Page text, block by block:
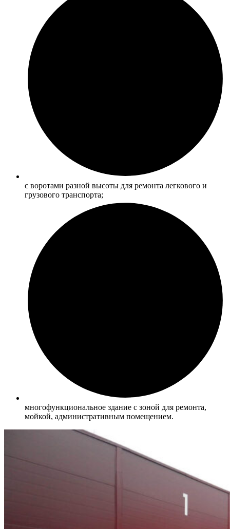
с воротами разной высоты для ремонта легкового и
грузового транспорта;
многофункциональное здание с зоной для ремонта,
мойкой, административным помещением.